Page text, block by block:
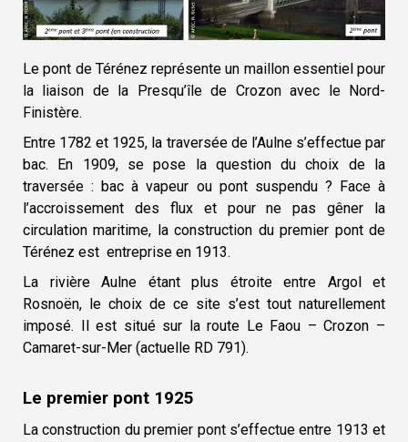
Le pont de Térénez représente un maillon essentiel pour
la liaison de la Presqu’île de Crozon avec le Nord-
Finistère.
Entre 1782 et 1925, la traversée de l’Aulne s’effectue par
bac. En 1909, se pose la question du choix de la
traversée : bac à vapeur ou pont suspendu ?
Face à
l’accroissement des flux et pour ne pas gêner la
circulation maritime, la construction du premier pont de
Térénez est entreprise en 1913.
La rivière Aulne étant plus étroite entre Argol et
Rosnoën, le choix de ce site s’est tout naturellement
imposé. Il est situé sur la route Le Faou – Crozon –
Camaret-sur-Mer (actuelle RD 791).
Le premier pont 1925
La construction du premier pont s’effectue entre 1913 et